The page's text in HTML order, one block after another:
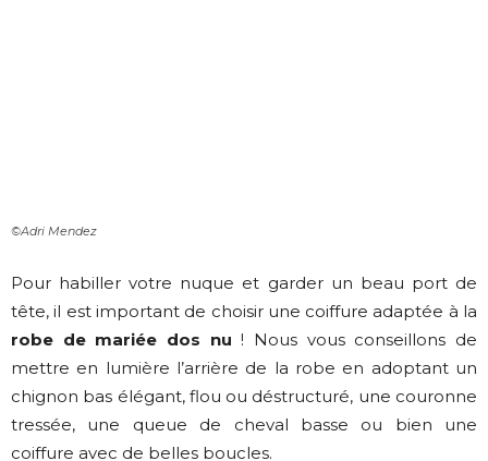
©Adri Mendez
Pour habiller votre nuque et garder un beau port de
tête, il est important de choisir une coiffure adaptée à la
robe de mariée dos nu ! Nous vous conseillons de
mettre en lumière l’arrière de la robe en adoptant un
chignon bas élégant, flou ou déstructuré, une couronne
tressée, une queue de cheval basse ou bien une
coiffure avec de belles boucles.